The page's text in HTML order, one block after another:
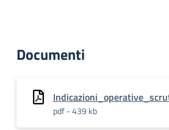
Documenti
pdf - 439 kb